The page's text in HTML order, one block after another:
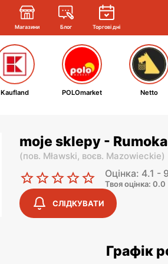
Магазини Блог Торгові дні
Kaufland POLOmarket Netto
moje sklepy -
(пов. Mławski, воєв. Mazowieckie)
Оцінка: 4.1 -
Твоя оцінка: 0.0
СЛІДКУВАТИ
Графік